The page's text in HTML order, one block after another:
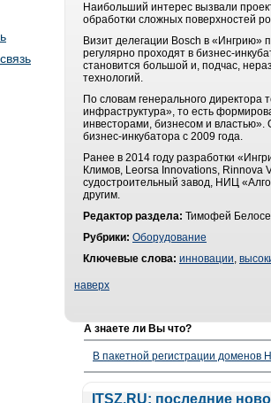
Наибольший интерес вызвали
обработки сложных поверхностей
Визит делегации Bosch в
регулярно проходят в бизнес-
становится большой и, подчас,
технологий.
По словам генерального
инфраструктура», то есть
инвесторами, бизнесом и властью».
бизнес-инкубатора с 2009 года.
Ранее в 2014 году разработки
Климов, Leorsa Innovations, Rinnova
судостроительный завод, НИЦ
другим.
Редактор раздела: Тимофей
Рубрики: Оборудование
Ключевые слова: инновации,
наверх
А знаете ли Вы что?
В пакетной регистрации доменов
ITSZ.RU: последние